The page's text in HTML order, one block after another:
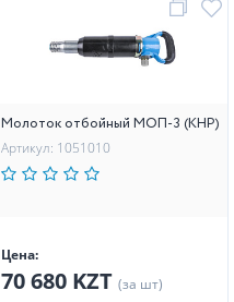
Молоток отбойный МОП-3 (КНР)
Артикул: 1051010
Цена:
70 680 KZT (за шт)